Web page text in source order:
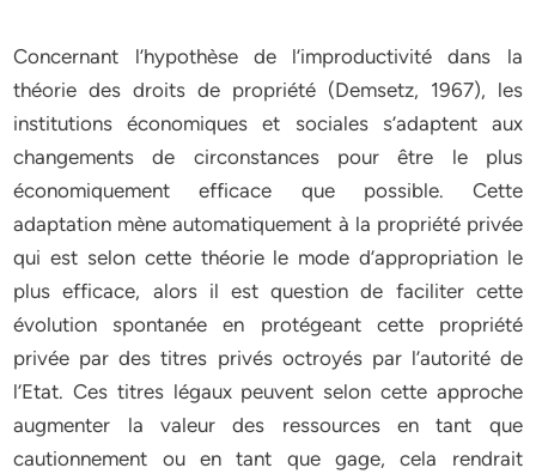
Concernant l’hypothèse de l’improductivité dans la
théorie des droits de propriété (Demsetz, 1967), les
institutions économiques et sociales s’adaptent aux
changements de circonstances pour être le plus
économiquement efficace que possible. Cette
adaptation mène automatiquement à la propriété privée
qui est selon cette théorie le mode d’appropriation le
plus efficace, alors il est question de faciliter cette
évolution spontanée en protégeant cette propriété
privée par des titres privés octroyés par l’autorité de
l’Etat. Ces titres légaux peuvent selon cette approche
augmenter la valeur des ressources en tant que
cautionnement ou en tant que gage, cela rendrait